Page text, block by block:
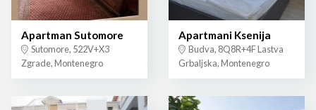
Apartman Sutomore
Sutomore, 522V+X3
Zgrade, Montenegro
Apartmani Ksenija
Budva, 8Q8R+4F Lastva
Grbaljska, Montenegro